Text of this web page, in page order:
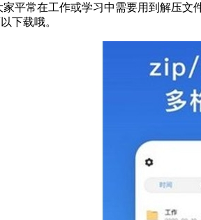
平常在工作或学习中需要用到解压
下载哦。